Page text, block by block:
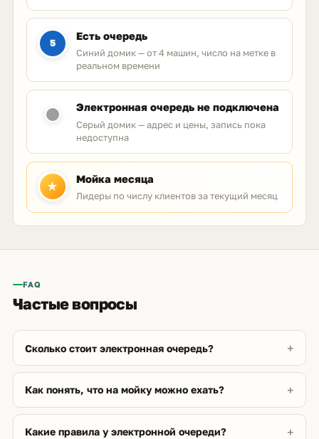
5
Есть очередь
Синий домик — от 4 машин, число на метке в
реальном времени
Электронная очередь не подключена
Серый домик — адрес и цены, запись пока
недоступна
★
Мойка месяца
Лидеры по числу клиентов за текущий месяц
FAQ
Частые вопросы
Сколько стоит электронная очередь?
Как понять, что на мойку можно ехать?
Какие правила у электронной очереди?